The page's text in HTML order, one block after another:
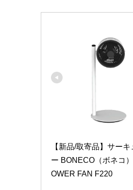
【新品/取寄品】サーキ
ー BONECO（ボネコ
OWER FAN F220